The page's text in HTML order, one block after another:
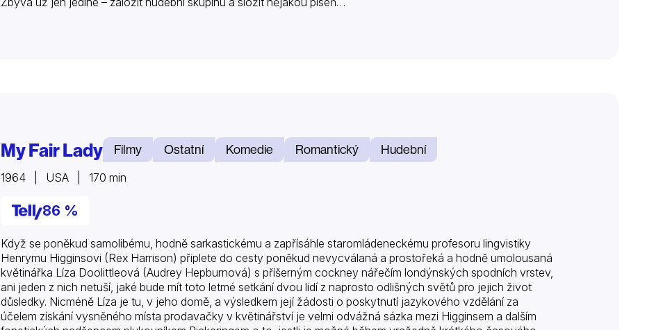
My Fair Lady Filmy Ostatní Komedie Romantický Hudební
1964 | USA | 170 min
86 %
Když se poněkud samolibému, hodně sarkastickému a zapřísáhle staromládeneckému profesoru lingvistiky
Henrymu Higginsovi (Rex Harrison) připlete do cesty poněkud nevycválaná a prostořeká a hodně umolousaná
květinářka Líza Doolittleová (Audrey Hepburnová) s příšerným cockney nářečím londýnských spodních vrstev,
ani jeden z nich netuší, jaké bude mít toto letmé setkání dvou lidí z naprosto odlišných světů pro jejich život
důsledky. Nicméně Líza je tu, v jeho domě, a výsledkem její žádosti o poskytnutí jazykového vzdělání za
účelem získání vysněného místa prodavačky v květinářství je velmi odvážná sázka mezi Higginsem a dalším